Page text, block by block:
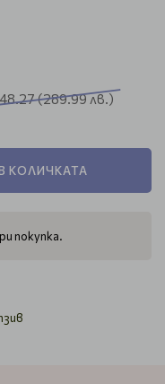
(289.99 лв.)
КОЛИЧКАТА
покупка.